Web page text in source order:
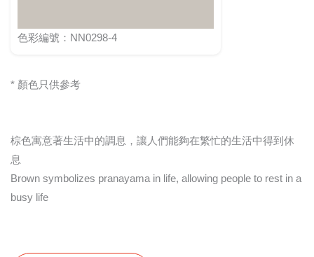
色彩編號：NN0298-4
* 顏色只供參考
棕色寓意著生活中的調息，讓人們能夠在繁忙的生活中得到休
息
Brown symbolizes pranayama in life, allowing people to rest in a
busy life